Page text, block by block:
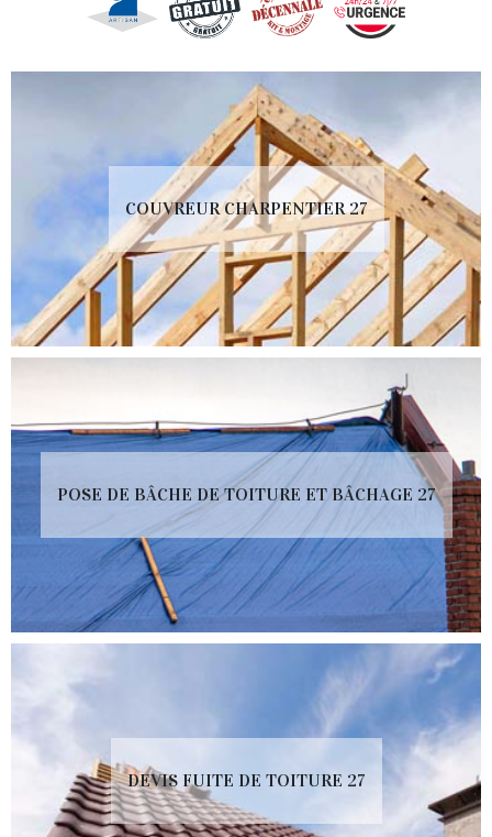
COUVREUR CHARPENTIER 27
POSE DE BÂCHE DE TOITURE ET BÂCHAGE 27
DEVIS FUITE DE TOITURE 27